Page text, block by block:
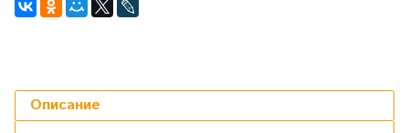
Описание